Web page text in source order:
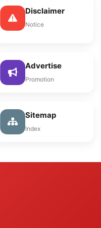
Disclaimer
Notice
Advertise
Promotion
Sitemap
Index